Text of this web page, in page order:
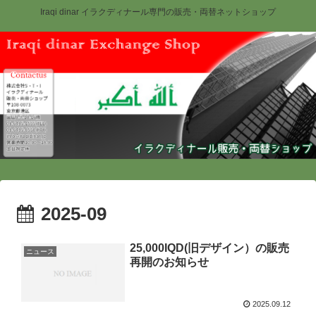
Iraqi dinar イラクディナール専門の販売・両替ネットショップ
2025-09
ニュース
25,000IQD(旧デザイン）の販売
再開のお知らせ
2025.09.12